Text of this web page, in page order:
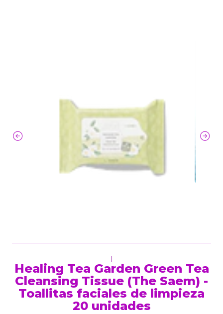
Healing Tea Garden Green Tea
Cleansing Tissue (The Saem) -
Toallitas faciales de limpieza
20 unidades